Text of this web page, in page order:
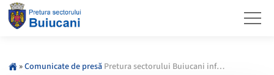
»Comunicate de presă Pretura sectorului Buiucani informează despre evoluția lucrărilor de reabilitare a curții blocului de locuințe din strada Buiucani, 6